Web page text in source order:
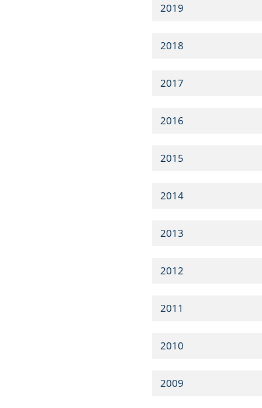
2019
2018
2017
2016
2015
2014
2013
2012
2011
2010
2009